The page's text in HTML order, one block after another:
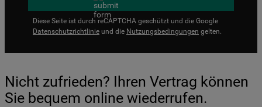
Diese Seite ist durch reCAPTCHA geschützt und die Google
Datenschutzrichtlinie und die Nutzungsbedingungen gelten.
Nicht zufrieden? Ihren Vertrag können
Sie bequem online wiederrufen.